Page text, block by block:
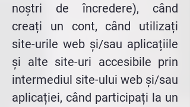
noștri de încredere), când
creați un cont, când utilizați
site-urile web și/sau aplicațiile
și alte site-uri accesibile prin
intermediul site-ului web și/sau
aplicației, când participați la un